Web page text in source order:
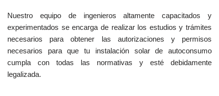
Nuestro equipo de ingenieros altamente capacitados y
experimentados se encarga de realizar los estudios y trámites
necesarios para obtener las autorizaciones y permisos
necesarios para que tu instalación solar de autoconsumo
cumpla con todas las normativas y esté debidamente
legalizada.